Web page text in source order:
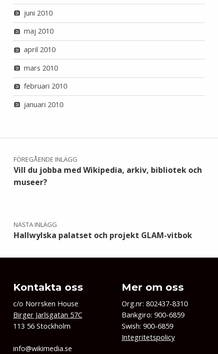
juni 2010
maj 2010
april 2010
mars 2010
februari 2010
januari 2010
Inläggsnavigering
FÖREGÅENDE INLÄGG
Vill du jobba med Wikipedia, arkiv, bibliotek och
museer?
NÄSTA INLÄGG
Hallwylska palatset och projekt GLAM-vitbok
Kontakta oss
c/o Norrsken House
Birger Jarlsgatan 57C
113 56 Stockholm
info@wikimedia.se
Mer om oss
Org.nr: 802437-8310
Bankgiro: 900-6859
Swish: 900-6859
Integritetspolicy